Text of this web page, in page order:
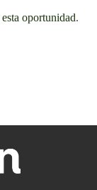
esta oportunidad.